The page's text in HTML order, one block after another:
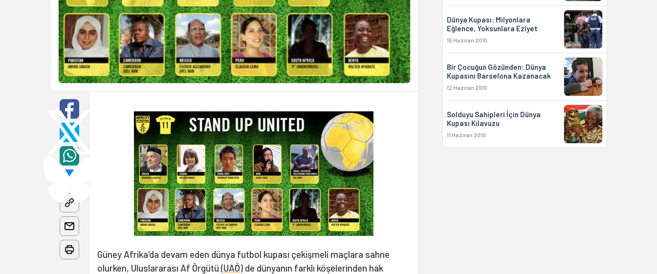
Güney Afrika'da devam eden dünya futbol kupası çekişmeli maçlara sahne
olurken, Uluslararası Af Örgütü (UAÖ) de dünyanın farklı köşelerinden hak
Dünya Kupası: Milyonlara
Eğlence, Yoksunlara Eziyet
15 Haziran 2010
Bir Çocuğun Gözünden: Dünya
Kupasını Barselona Kazanacak
12 Haziran 2010
Solduyu Sahipleri İçin Dünya
Kupası Kılavuzu
11 Haziran 2010